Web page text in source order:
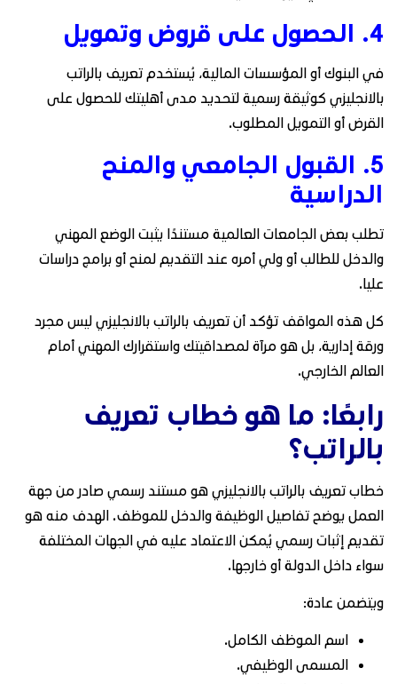
4. الحصول على قروض وتمويل
في البنوك أو المؤسسات المالية، يُستخدم تعريف بالراتب
بالانجليزي كوثيقة رسمية لتحديد مدى أهليتك للحصول على
القرض أو التمويل المطلوب.
5. القبول الجامعي والمنح
الدراسية
تطلب بعض الجامعات العالمية مستندًا يثبت الوضع المهني
والدخل للطالب أو ولي أمره عند التقديم لمنح أو برامج دراسات
عليا.
كل هذه المواقف تؤكد أن تعريف بالراتب بالانجليزي ليس مجرد
ورقة إدارية، بل هو مرآة لمصداقيتك واستقرارك المهني أمام
العالم الخارجي.
رابعًا: ما هو خطاب تعريف
بالراتب؟
خطاب تعريف بالراتب بالانجليزي هو مستند رسمي صادر من جهة
العمل يوضح تفاصيل الوظيفة والدخل للموظف. الهدف منه هو
تقديم إثبات رسمي يُمكن الاعتماد عليه في الجهات المختلفة
سواء داخل الدولة أو خارجها.
ويتضمن عادة:
اسم الموظف الكامل.
المسمى الوظيفي.